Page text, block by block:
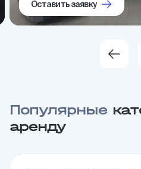
Оставить заявку
Популярные
аренду